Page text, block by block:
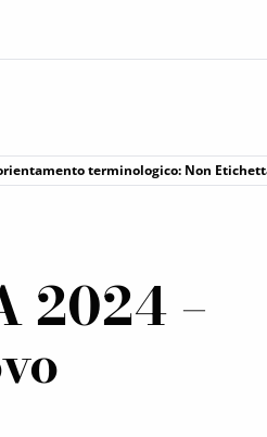
orientamento terminologico: Non
2024 –